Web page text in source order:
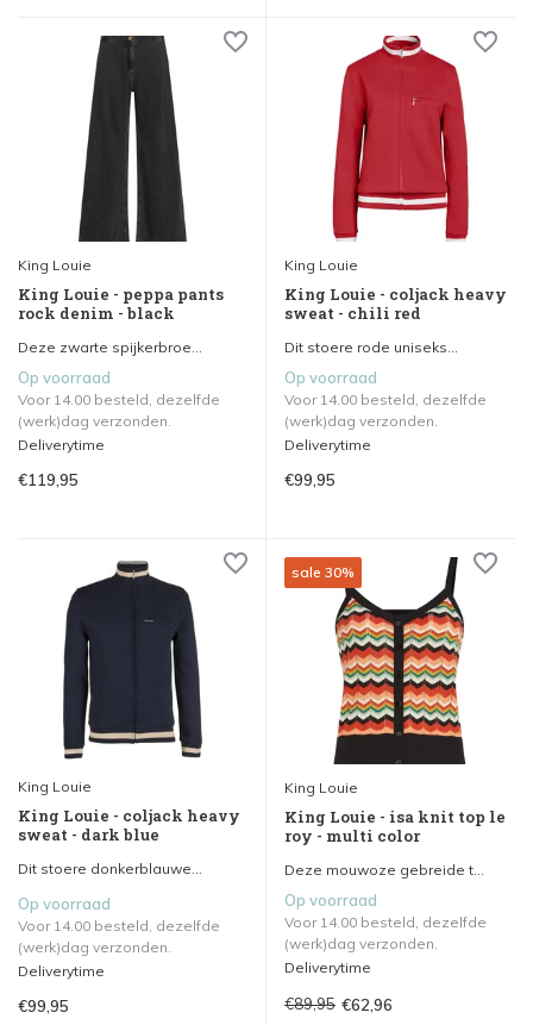
King Louie
King Louie - peppa pants
rock denim - black
Deze zwarte spijkerbroe...
Op voorraad
Voor 14.00 besteld, dezelfde
(werk)dag verzonden.
Deliverytime
€119,95
King Louie
King Louie - coljack heavy
sweat - chili red
Dit stoere rode uniseks...
Op voorraad
Voor 14.00 besteld, dezelfde
(werk)dag verzonden.
Deliverytime
€99,95
King Louie
King Louie - coljack heavy
sweat - dark blue
Dit stoere donkerblauwe...
Op voorraad
Voor 14.00 besteld, dezelfde
(werk)dag verzonden.
Deliverytime
€99,95
sale 30%
King Louie
King Louie - isa knit top le
roy - multi color
Deze mouwoze gebreide t...
Op voorraad
Voor 14.00 besteld, dezelfde
(werk)dag verzonden.
Deliverytime
€89,95 €62,96